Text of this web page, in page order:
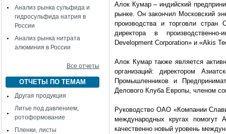
Анализ рынка сульфида и
гидросульфида натрия в
России
Анализ рынка нитрата
алюминия в России
Все отчеты
ОТЧЕТЫ ПО ТЕМАМ
Другая продукция
Литье под давлением,
ротоформование
Пленки, листы
Алок Кумар – индийский
рынке. Он закончил Московский
производства и торговли
директора в
Development Corporation» и «Akis
Алок Кумар также является
организаций: директором
Промышленников и
Делового Клуба Европы, членом
Руководство ОАО «Компании
международных кругах помогут
качественно новый уровень